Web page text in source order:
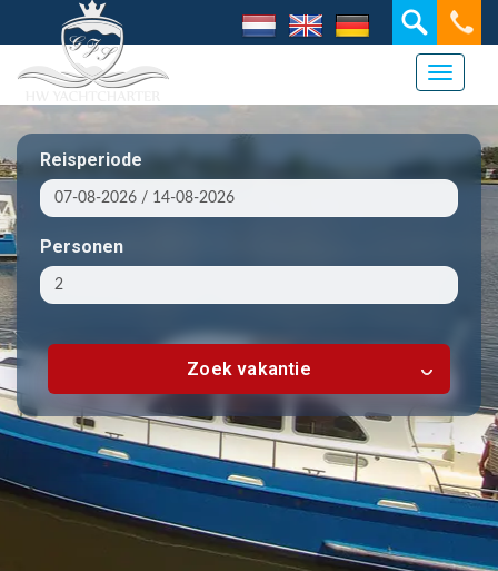
Reisperiode
Personen
Zoek vakantie
Toggle